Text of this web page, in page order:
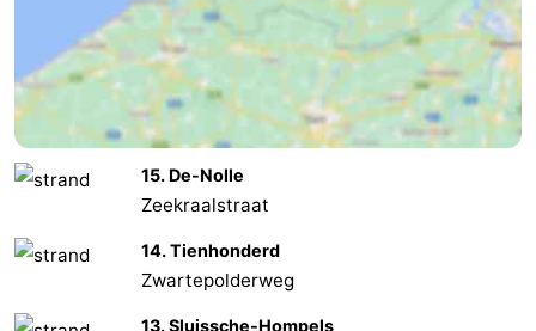
Vlaanderen
Nieuwvliet
-
Breskens
-
Cadzand-
Dorp
Retranchement
-
15. De-Nolle
Zeekraalstraat
14. Tienhonderd
Zwartepolderweg
13. Sluissche-Hompels